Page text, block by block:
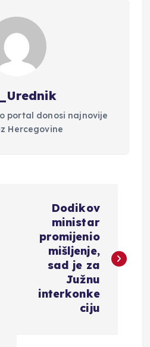
portal donosi najnovije
Hercegovine
Dodikov
ministar
promijenio
mišljenje,
sad je za
Južnu
interkonke
ciju